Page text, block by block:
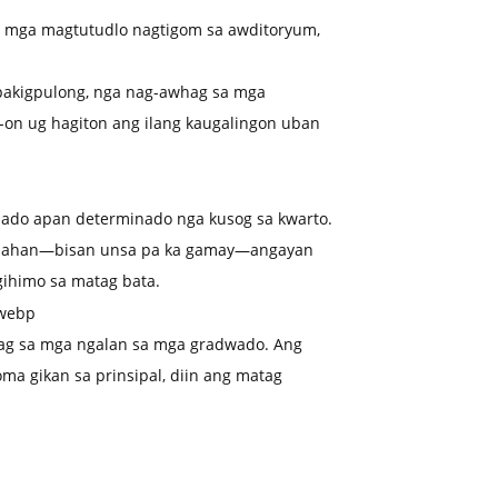
magtutudlo nagtigom sa awditoryum,
nga nag-awhag sa mga
ug hagiton ang ilang kaugalingon uban
apan determinado nga kusog sa kwarto.
unsa pa ka gamay—angayan
sa matag bata.
sa mga ngalan sa mga gradwado. Ang
gikan sa prinsipal, diin ang matag